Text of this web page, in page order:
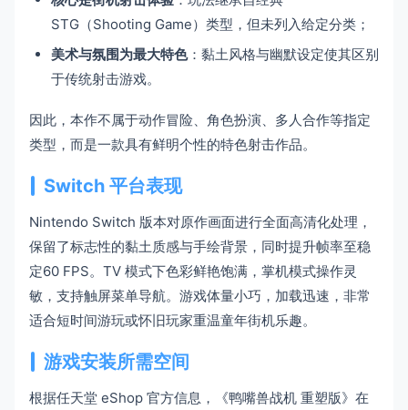
STG（Shooting Game）类型，但未列入给定分类；
美术与氛围为最大特色：黏土风格与幽默设定使其区别
于传统射击游戏。
因此，本作不属于动作冒险、角色扮演、多人合作等指定
类型，而是一款具有鲜明个性的特色射击作品。
Switch 平台表现
Nintendo Switch 版本对原作画面进行全面高清化处理，
保留了标志性的黏土质感与手绘背景，同时提升帧率至稳
定60 FPS。TV 模式下色彩鲜艳饱满，掌机模式操作灵
敏，支持触屏菜单导航。游戏体量小巧，加载迅速，非常
适合短时间游玩或怀旧玩家重温童年街机乐趣。
游戏安装所需空间
根据任天堂 eShop 官方信息，《鸭嘴兽战机 重塑版》在